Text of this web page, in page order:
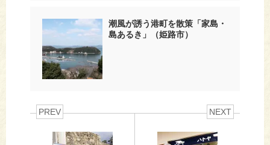
潮風が誘う港町を散策「家島・
島あるき」（姫路市）
PREV NEXT